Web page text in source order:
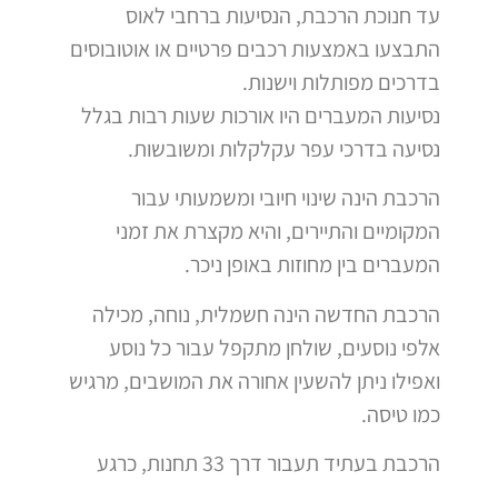
עד חנוכת הרכבת, הנסיעות ברחבי לאוס
התבצעו באמצעות רכבים פרטיים או אוטובוסים
בדרכים מפותלות וישנות.
נסיעות המעברים היו אורכות שעות רבות בגלל
נסיעה בדרכי עפר עקלקלות ומשובשות.
הרכבת הינה שינוי חיובי ומשמעותי עבור
המקומיים והתיירים, והיא מקצרת את זמני
המעברים בין מחוזות באופן ניכר.
הרכבת החדשה הינה חשמלית, נוחה, מכילה
אלפי נוסעים, שולחן מתקפל עבור כל נוסע
ואפילו ניתן להשעין אחורה את המושבים, מרגיש
כמו טיסה.
הרכבת בעתיד תעבור דרך 33 תחנות, כרגע